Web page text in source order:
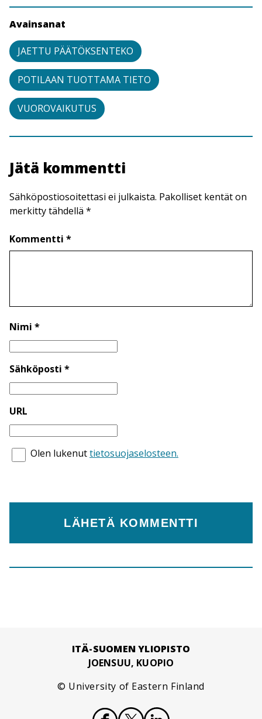
Avainsanat
JAETTU PÄÄTÖKSENTEKO
POTILAAN TUOTTAMA TIETO
VUOROVAIKUTUS
Jätä kommentti
Sähköpostiosoitettasi ei julkaista. Pakolliset kentät on
merkitty tähdellä *
Kommentti *
Nimi *
Sähköposti *
URL
Olen lukenuttietosuojaselosteen.
ITÄ-SUOMEN YLIOPISTO
JOENSUU, KUOPIO
© University of Eastern Finland